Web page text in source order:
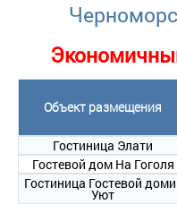
Объект размещения
Гостиница Элати
Гостевой дом На Гоголя
Гостиница Гостевой
Уют